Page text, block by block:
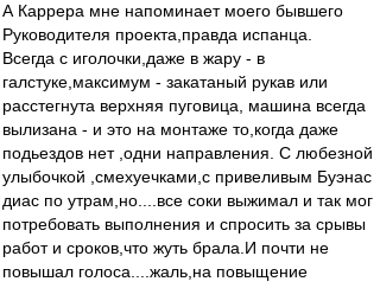
А Каррера мне напоминает моего бывшего
Руководителя проекта,правда испанца.
Всегда с иголочки,даже в жару - в
галстуке,максимум - закатаный рукав или
расстегнута верхняя пуговица, машина всегда
вылизана - и это на монтаже то,когда даже
подьездов нет ,одни направления. С любезной
улыбочкой ,смехуечками,с привеливым Буэнас
диас по утрам,но....все соки выжимал и так мог
потребовать выполнения и спросить за срывы
работ и сроков,что жуть брала.И почти не
повышал голоса....жаль,на повыщение